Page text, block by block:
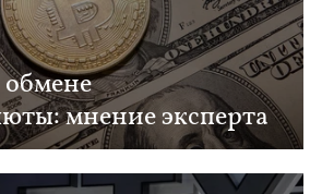
мнение эксперта